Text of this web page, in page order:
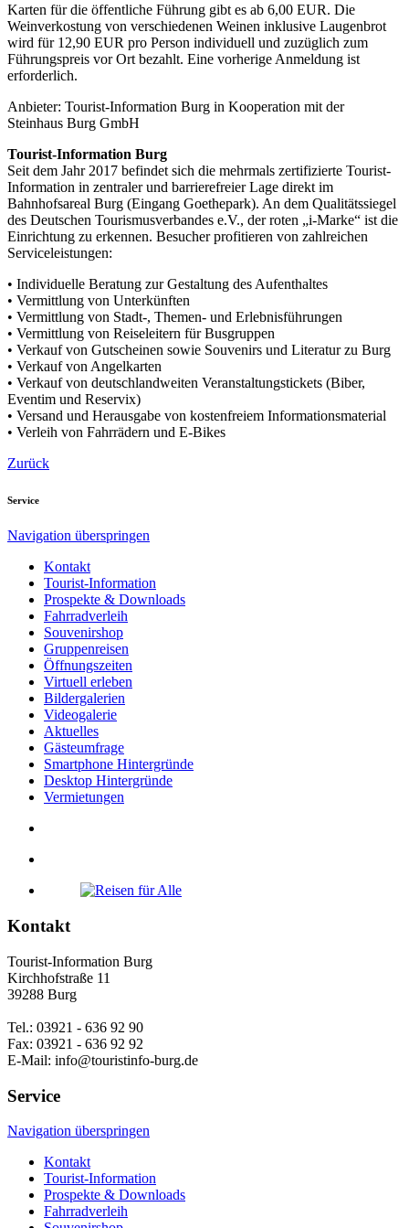
Karten für die öffentliche Führung gibt es ab 6,00 EUR. Die
Weinverkostung von verschiedenen Weinen inklusive Laugenbrot
wird für 12,90 EUR pro Person individuell und zuzüglich zum
Führungspreis vor Ort bezahlt. Eine vorherige Anmeldung ist
erforderlich.
Anbieter: Tourist-Information Burg in Kooperation mit der
Steinhaus Burg GmbH
Tourist-Information Burg
Seit dem Jahr 2017 befindet sich die mehrmals zertifizierte Tourist-
Information in zentraler und barrierefreier Lage direkt im
Bahnhofsareal Burg (Eingang Goethepark). An dem Qualitätssiegel
des Deutschen Tourismusverbandes e.V., der roten „i-Marke“ ist die
Einrichtung zu erkennen. Besucher profitieren von zahlreichen
Serviceleistungen:
• Individuelle Beratung zur Gestaltung des Aufenthaltes
• Vermittlung von Unterkünften
• Vermittlung von Stadt-, Themen- und Erlebnisführungen
• Vermittlung von Reiseleitern für Busgruppen
• Verkauf von Gutscheinen sowie Souvenirs und Literatur zu Burg
• Verkauf von Angelkarten
• Verkauf von deutschlandweiten Veranstaltungstickets (Biber,
Eventim und Reservix)
• Versand und Herausgabe von kostenfreiem Informationsmaterial
• Verleih von Fahrrädern und E-Bikes
Zurück
Service
Navigation überspringen
Kontakt
Tourist-Information
Prospekte & Downloads
Fahrradverleih
Souvenirshop
Gruppenreisen
Öffnungszeiten
Virtuell erleben
Bildergalerien
Videogalerie
Aktuelles
Gästeumfrage
Smartphone Hintergründe
Desktop Hintergründe
Vermietungen
Kontakt
Tourist-Information Burg
Kirchhofstraße 11
39288 Burg
Tel.: 03921 - 636 92 90
Fax: 03921 - 636 92 92
E-Mail: info@touristinfo-burg.de
Service
Navigation überspringen
Kontakt
Tourist-Information
Prospekte & Downloads
Fahrradverleih